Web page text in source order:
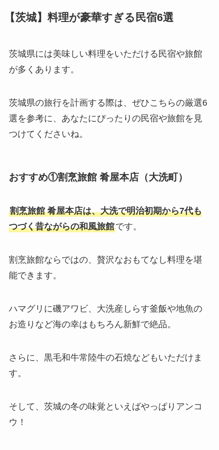
【茨城】料理が豪華すぎる民宿6選
茨城県には美味しい料理をいただける民宿や旅館
が多くあります。
茨城県の旅行を計画する際は、ぜひこちらの厳選6
選を参考に、あなたにぴったりの民宿や旅館を見
つけてくださいね。
おすすめ①割烹旅館 肴屋本店（大洗町）
割烹旅館 肴屋本店は、大洗で明治初期から7代も
つづく昔ながらの和風旅館です。
割烹旅館ならではの、贅沢なおもてなし料理を堪
能できます。
ハマグリに磯アワビ、大洗産しらす釜飯や地魚の
お造りなど海の幸はもちろん新鮮で絶品。
さらに、黒毛和牛常陸牛の石焼などもいただけま
す。
そして、茨城の冬の味覚といえばやっぱりアンコ
ウ！